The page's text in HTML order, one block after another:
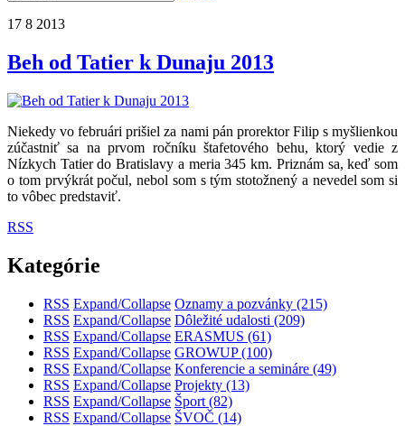
17 8 2013
Beh od Tatier k Dunaju 2013
Niekedy vo februári prišiel za nami pán prorektor Filip s myšlienkou
zúčastniť sa na prvom ročníku štafetového behu, ktorý vedie z
Nízkych Tatier do Bratislavy a meria 345 km. Priznám sa, keď som
o tom prvýkrát počul, nebol som s tým stotožnený a nevedel som si
to vôbec predstaviť.
RSS
Kategórie
RSS Expand/Collapse Oznamy a pozvánky (215)
RSS Expand/Collapse Dôležité udalosti (209)
RSS Expand/Collapse ERASMUS (61)
RSS Expand/Collapse GROWUP(100)
RSS Expand/Collapse Konferencie a semináre (49)
RSS Expand/Collapse Projekty (13)
RSS Expand/Collapse Šport (82)
RSS Expand/Collapse ŠVOČ (14)